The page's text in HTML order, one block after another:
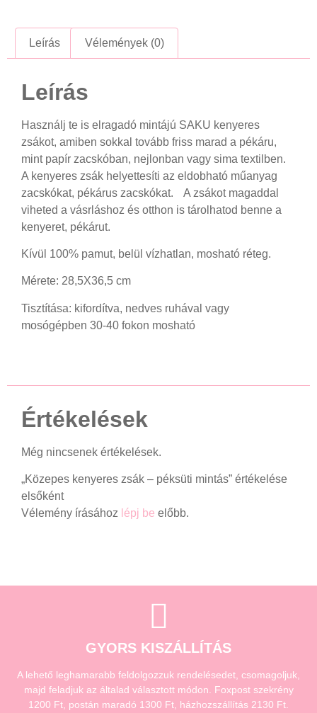
Leírás Vélemények (0)
Leírás
Használj te is elragadó mintájú SAKU kenyeres
zsákot, amiben sokkal tovább friss marad a pékáru,
mint papír zacskóban, nejlonban vagy sima textilben.
A kenyeres zsák helyettesíti az eldobható műanyag
zacskókat, pékárus zacskókat. A zsákot magaddal
viheted a vásrláshoz és otthon is tárolhatod benne a
kenyeret, pékárut.
Kívül 100% pamut, belül vízhatlan, mosható réteg.
Mérete: 28,5X36,5 cm
Tisztítása: kifordítva, nedves ruhával vagy
mosógépben 30-40 fokon mosható
Értékelések
Még nincsenek értékelések.
„Közepes kenyeres zsák – péksüti mintás” értékelése
elsőként
Vélemény írásához lépj be előbb.
GYORS KISZÁLLÍTÁS
A lehető leghamarabb feldolgozzuk rendelésedet, csomagoljuk,
majd feladjuk az általad választott módon. Foxpost szekrény
1200 Ft, postán maradó 1300 Ft, házhozszállítás 2130 Ft.